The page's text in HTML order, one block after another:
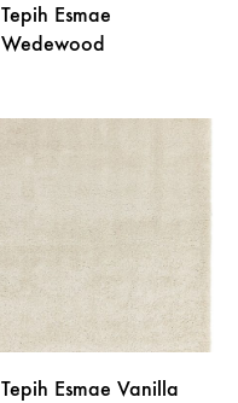
Tepih Esmae
Wedewood
ŽELJA
Tepih Esmae Vanilla